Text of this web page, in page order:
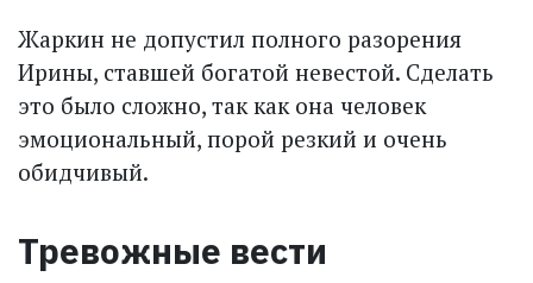
Жаркин не допустил полного разорения
Ирины, ставшей богатой невестой. Сделать
это было сложно, так как она человек
эмоциональный, порой резкий и очень
обидчивый.
Тревожные вести